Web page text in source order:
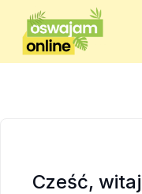
Cześć,